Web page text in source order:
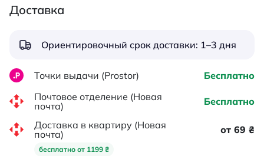
Доставка
Ориентировочный срок доставки: 1–3 дня
Точки выдачи (Prostor)
Бесплатно
Почтовое отделение (Новая
почта)
Бесплатно
Доставка в квартиру (Новая
почта)
бесплатно от 1199 ₴
от 69 ₴